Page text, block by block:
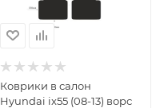
Коврики в салон
Hyundai ix55 (08-13) ворс